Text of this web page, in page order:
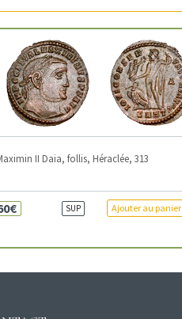
II Daia, follis, Héraclée, 313
SUP Ajouter au panier